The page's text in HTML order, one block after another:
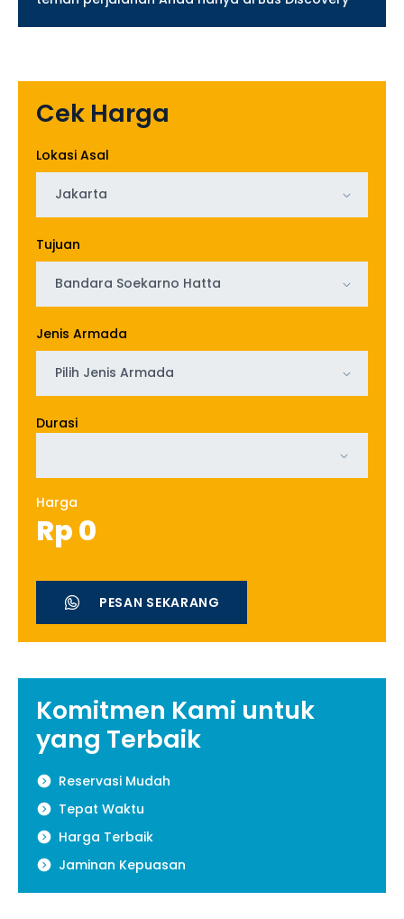
Cek Harga
Lokasi Asal
Jakarta
Tujuan
Bandara Soekarno Hatta
Jenis Armada
Pilih Jenis Armada
Durasi
Harga
Rp0
PESAN SEKARANG
Komitmen Kami untuk
yang Terbaik
Reservasi Mudah
Tepat Waktu
Harga Terbaik
Jaminan Kepuasan